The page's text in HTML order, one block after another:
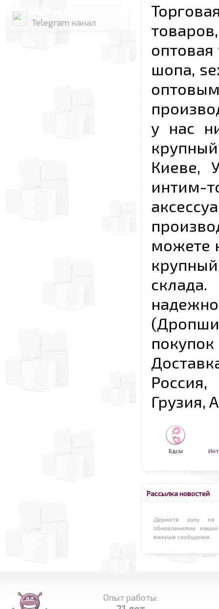
Telegram канал
шопа,
у нас
Киеве,
можете
Грузия,
Бдсм
Рассылка новостей
Держите руку на
обновлениями
важные сообщения.
Опыт работы: